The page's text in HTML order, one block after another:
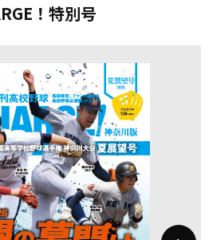
！特別号